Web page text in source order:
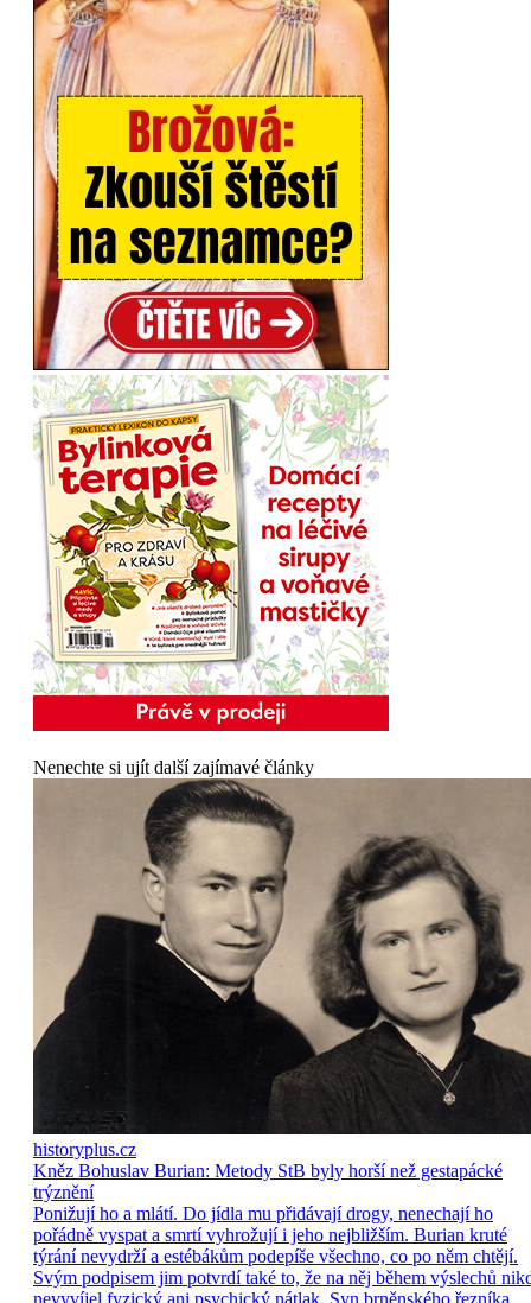
Nenechte si ujít další zajímavé články
historyplus.cz
Kněz Bohuslav Burian: Metody StB byly horší než gestapácké
trýznění
Ponižují ho a mlátí. Do jídla mu přidávají drogy, nenechají ho
pořádně vyspat a smrtí vyhrožují i jeho nejbližším. Burian kruté
týrání nevydrží a estébákům podepíše všechno, co po něm chtějí.
Svým podpisem jim potvrdí také to, že na něj během výslechů
nevyvíjel fyzický ani psychický nátlak. Syn brněnského řezníka